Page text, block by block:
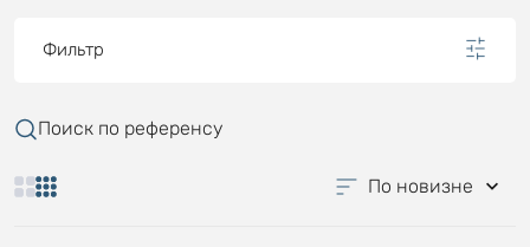
Фильтр
Поиск по референсу
По новизне